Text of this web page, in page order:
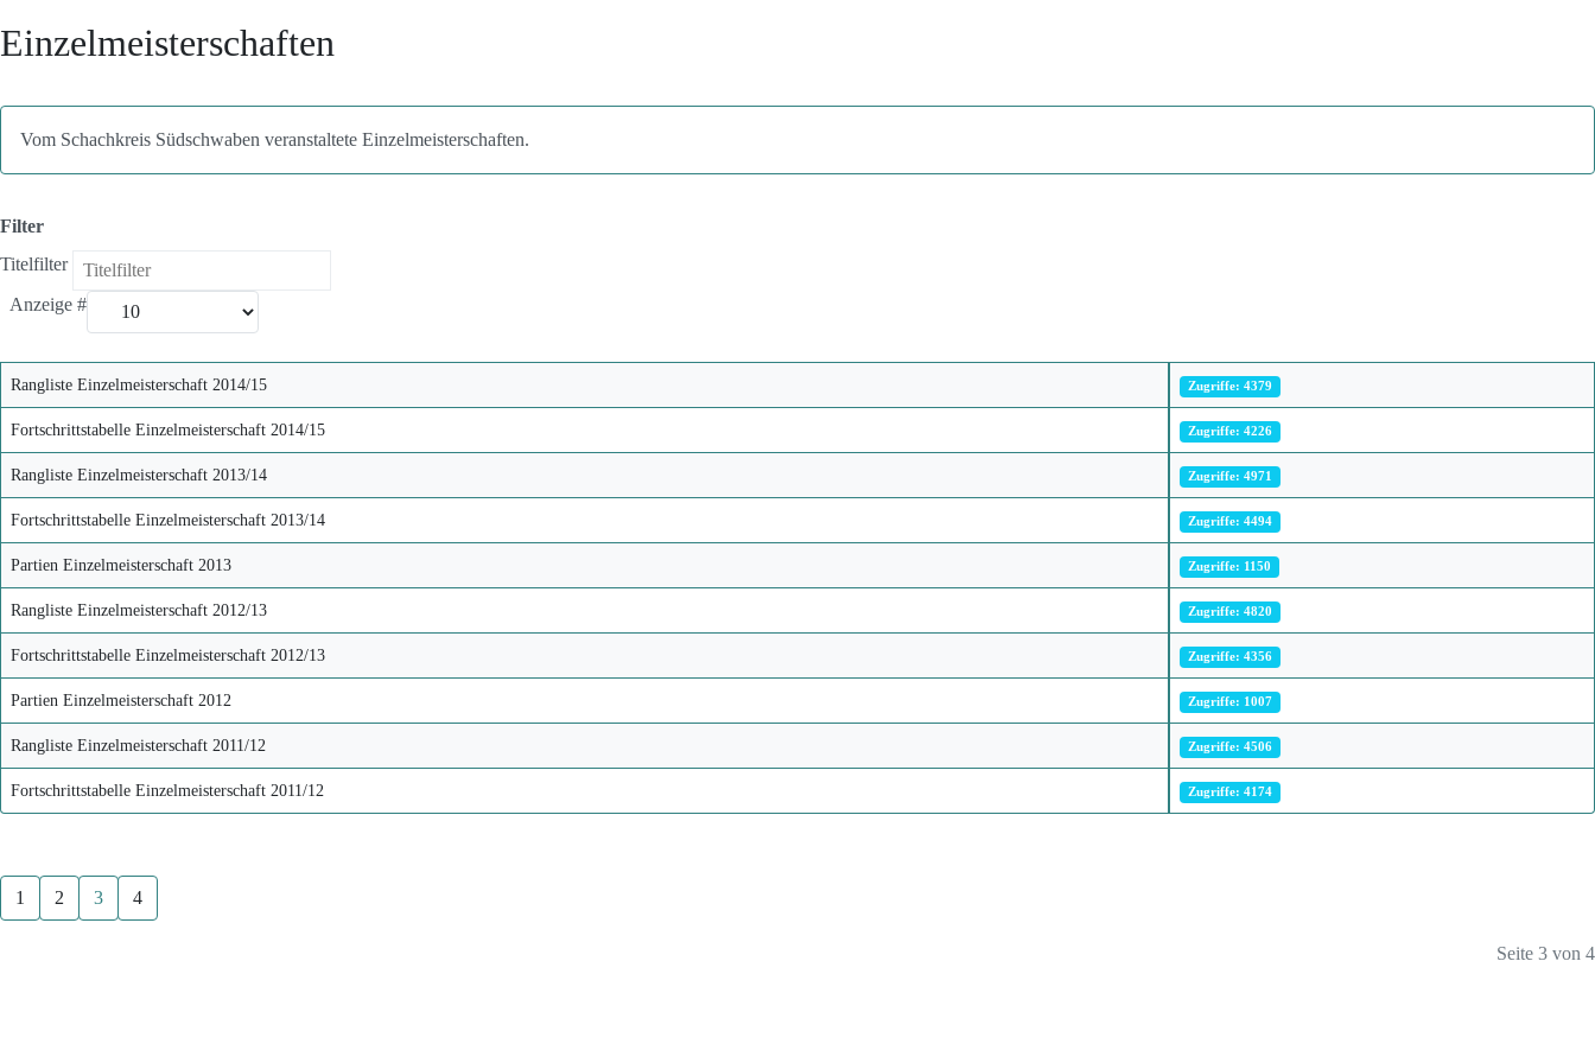
Einzelmeisterschaften
Vom Schachkreis Südschwaben veranstaltete Einzelmeisterschaften.
Filter
Titelfilter
Anzeige #
Rangliste Einzelmeisterschaft 2014/15 Zugriffe: 4379
Fortschrittstabelle Einzelmeisterschaft 2014/15 Zugriffe: 4226
Rangliste Einzelmeisterschaft 2013/14 Zugriffe: 4971
Fortschrittstabelle Einzelmeisterschaft 2013/14 Zugriffe: 4494
Partien Einzelmeisterschaft 2013 Zugriffe: 1150
Rangliste Einzelmeisterschaft 2012/13 Zugriffe: 4820
Fortschrittstabelle Einzelmeisterschaft 2012/13 Zugriffe: 4356
Partien Einzelmeisterschaft 2012 Zugriffe: 1007
Rangliste Einzelmeisterschaft 2011/12 Zugriffe: 4506
Fortschrittstabelle Einzelmeisterschaft 2011/12 Zugriffe: 4174
1 2 3 4
Seite 3 von 4